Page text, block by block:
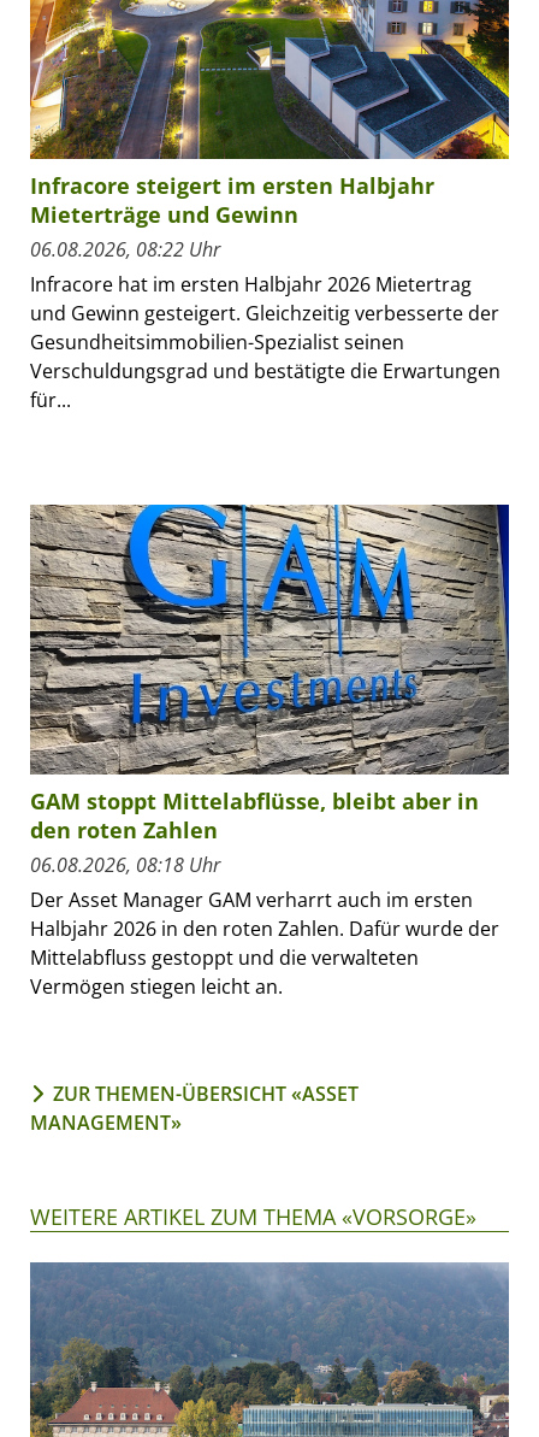
Infracore steigert im ersten Halbjahr
Mieterträge und Gewinn
06.08.2026, 08:22 Uhr
Infracore hat im ersten Halbjahr 2026 Mietertrag
und Gewinn gesteigert. Gleichzeitig verbesserte der
Gesundheitsimmobilien-Spezialist seinen
Verschuldungsgrad und bestätigte die Erwartungen
für...
GAM stoppt Mittelabflüsse, bleibt aber in
den roten Zahlen
06.08.2026, 08:18 Uhr
Der Asset Manager GAM verharrt auch im ersten
Halbjahr 2026 in den roten Zahlen. Dafür wurde der
Mittelabfluss gestoppt und die verwalteten
Vermögen stiegen leicht an.
ZUR THEMEN-ÜBERSICHT «ASSET
MANAGEMENT»
WEITERE ARTIKEL ZUM THEMA «VORSORGE»